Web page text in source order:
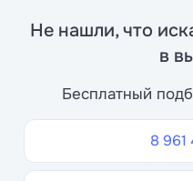
Не нашли, что
в
Бесплатный
8 961